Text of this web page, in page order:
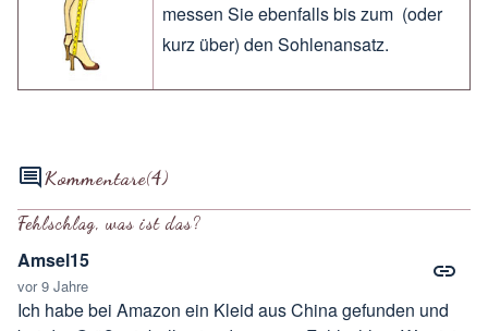
messen Sie ebenfalls bis zum (oder
kurz über) den Sohlenansatz.
Kommentare(4)
Fehlschlag, was ist das?
Amsel15
vor 9 Jahre
Ich habe bei Amazon ein Kleid aus China gefunden und